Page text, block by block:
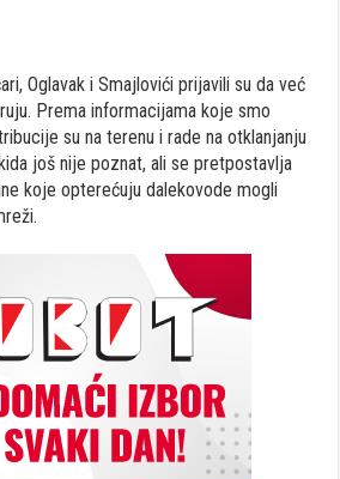
Oglavak i Smajlovići prijavili su da već
Prema informacijama koje smo
su na terenu i rade na otklanjanju
još nije poznat, ali se pretpostavlja
koje opterećuju dalekovode mogli